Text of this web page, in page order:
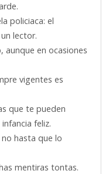
policiaca: el
lector.
en ocasiones
vigentes es
que te pueden
feliz.
hasta que lo
mentiras tontas.